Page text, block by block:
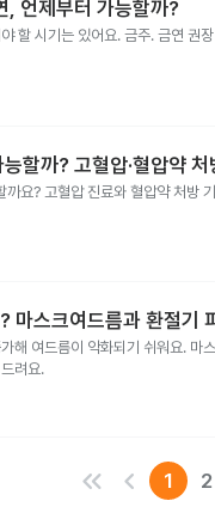
, 언제부터 가능할까?
할 시기는 있어요. 금주. 금연 권
할까? 고혈압·혈압약 처
까요? 고혈압 진료와 혈압약 처방
마스크여드름과 환절기
해 여드름이 악화되기 쉬워요. 마
려요.
keyboard_double_arrow_left keyboard_arrow_left 1 2